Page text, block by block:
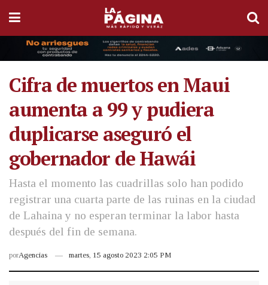
Cifra de muertos en Maui
aumenta a 99 y pudiera
duplicarse aseguró el
gobernador de Hawái
Hasta el momento las cuadrillas solo han podido
registrar una cuarta parte de las ruinas en la ciudad
de Lahaina y no esperan terminar la labor hasta
después del fin de semana.
porAgencias martes, 15 agosto 2023 2:05 PM